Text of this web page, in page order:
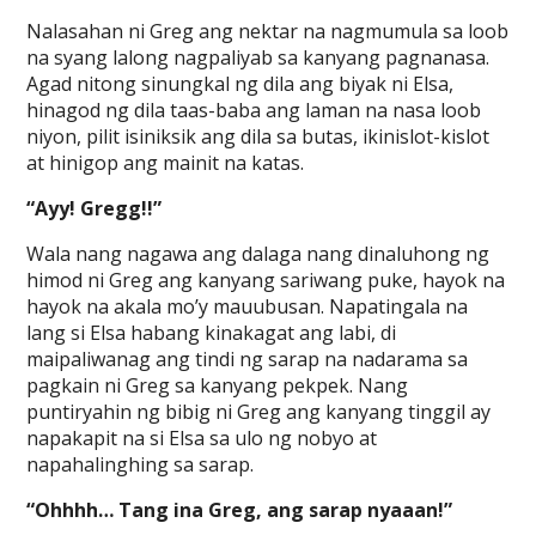
Nalasahan ni Greg ang nektar na nagmumula sa loob
na syang lalong nagpaliyab sa kanyang pagnanasa.
Agad nitong sinungkal ng dila ang biyak ni Elsa,
hinagod ng dila taas-baba ang laman na nasa loob
niyon, pilit isiniksik ang dila sa butas, ikinislot-kislot
at hinigop ang mainit na katas.
“Ayy! Gregg!!”
Wala nang nagawa ang dalaga nang dinaluhong ng
himod ni Greg ang kanyang sariwang puke, hayok na
hayok na akala mo’y mauubusan. Napatingala na
lang si Elsa habang kinakagat ang labi, di
maipaliwanag ang tindi ng sarap na nadarama sa
pagkain ni Greg sa kanyang pekpek. Nang
puntiryahin ng bibig ni Greg ang kanyang tinggil ay
napakapit na si Elsa sa ulo ng nobyo at
napahalinghing sa sarap.
“Ohhhh… Tang ina Greg, ang sarap nyaaan!”